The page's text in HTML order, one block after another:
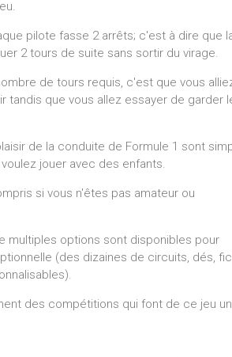
pilote fasse 2 arrêts; c'est à dire que
2 tours de suite sans sortir du virage.
de tours requis, c'est que vous
tandis que vous allez essayer de garder
de la conduite de Formule 1 sont
jouer avec des enfants.
si vous n'êtes pas amateur ou
multiples options sont disponibles pour
(des dizaines de circuits, dés,
des compétitions qui font de ce jeu un